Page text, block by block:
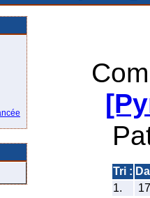
Tri :
1.